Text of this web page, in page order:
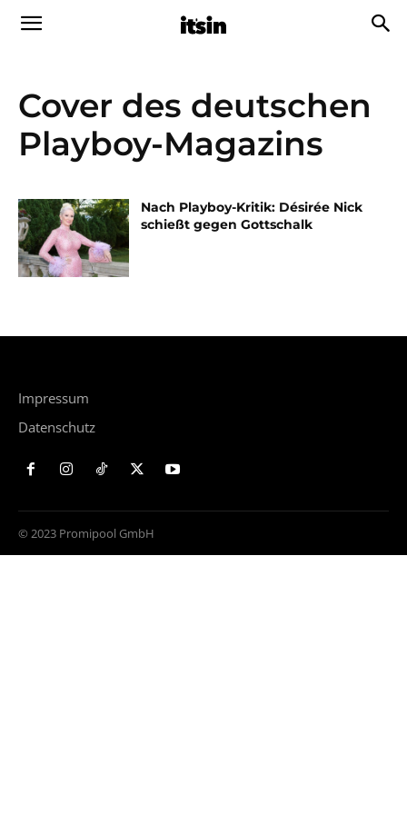
Cover des deutschen
Playboy-Magazins
Nach Playboy-Kritik: Désirée Nick
schießt gegen Gottschalk
Impressum
Datenschutz
© 2023 Promipool GmbH